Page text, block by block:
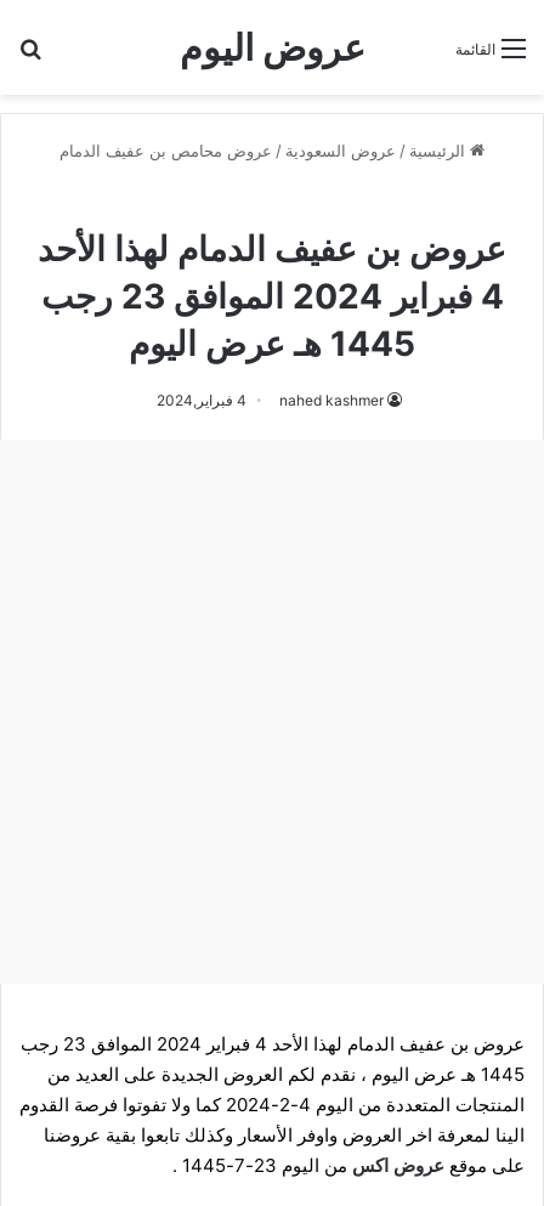
عروض اليوم القائمة
الرئيسية / عروض السعودية / عروض محامص بن عفيف الدمام
عروض بن عفيف الدمام لهذا الأحد
4 فبراير 2024 الموافق 23 رجب
1445 هـ عرض اليوم
nahed kashmer 4 فبراير,2024
عروض بن عفيف الدمام لهذا الأحد 4 فبراير 2024 الموافق 23 رجب
1445 هـ عرض اليوم ، نقدم لكم العروض الجديدة على العديد من
المنتجات المتعددة من اليوم 4-2-2024 كما ولا تفوتوا فرصة القدوم
الينا لمعرفة اخر العروض واوفر الأسعار وكذلك تابعوا بقية عروضنا
على موقع عروض اكس من اليوم 23-7-1445 .